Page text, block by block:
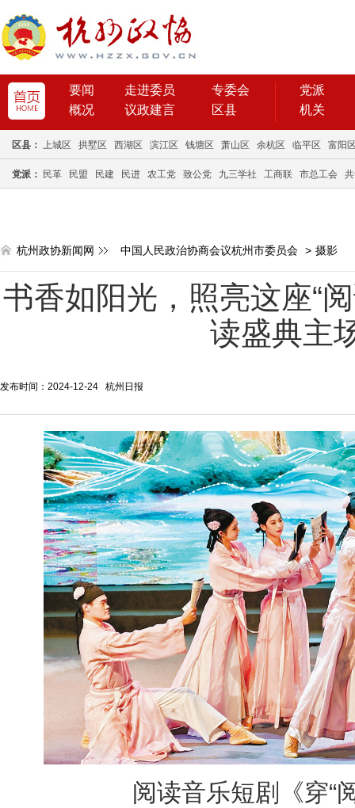
要闻 走进委员
专委会
概况
议政建言 区县
党派
机关
区县： 上城区 拱墅区 西湖区 滨江区 钱塘区 萧山区 余杭区 临平区 富阳
党派： 民革 民盟 民建 民进 农工党 致公党 九三学社 工商联 市总工会
杭州政协新闻网 中国人民政治协商会议杭州市委员会 > 摄影
书香如阳光，照亮这座“
读盛典主
发布时间：2024-12-24 杭州日报
阅读音乐短剧《穿“